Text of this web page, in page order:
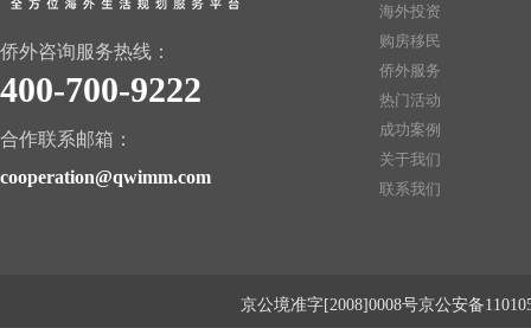
侨外咨询服务热线：
400-700-9222
合作联系邮箱：
cooperation@qwimm.com
海外投资
购房移民
侨外服务
热门活动
成功案例
关于我们
联系我们
京公境准字[2008]0008号京公安备